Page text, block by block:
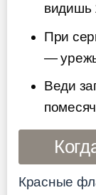
видишь
При
—
Веди
Красные